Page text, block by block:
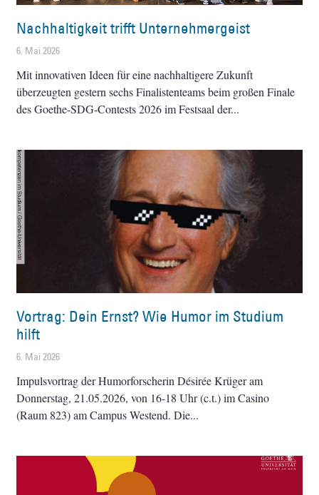
Nachhaltigkeit trifft Unternehmergeist
6. Mai 2026
Mit innovativen Ideen für eine nachhaltigere Zukunft
überzeugten gestern sechs Finalistenteams beim großen Finale
des Goethe-SDG-Contests 2026 im Festsaal der
Vortrag: Dein Ernst? Wie Humor im Studium
hilft
6. Mai 2026
Impulsvortrag der Humorforscherin Désirée Krüger am
Donnerstag, 21.05.2026, von 16-18 Uhr (c.t.) im Casino
(Raum 823) am Campus Westend. Die